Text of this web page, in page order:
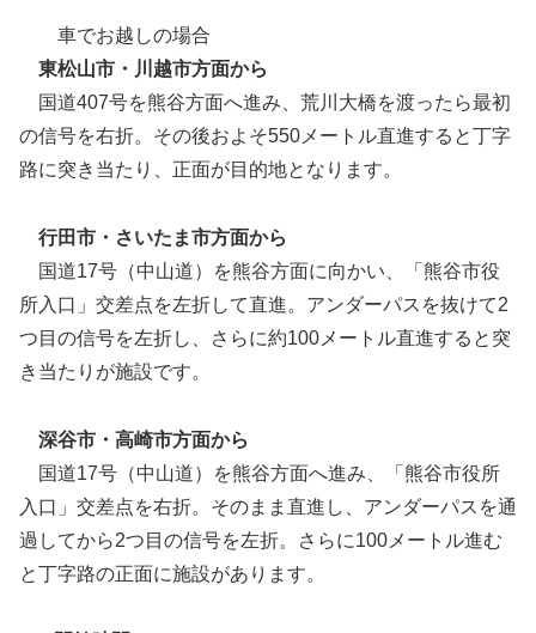
車でお越しの場合
東松山市・川越市方面から
国道407号を熊谷方面へ進み、荒川大橋を渡ったら最初
の信号を右折。その後およそ550メートル直進すると丁字
路に突き当たり、正面が目的地となります。
行田市・さいたま市方面から
国道17号（中山道）を熊谷方面に向かい、「熊谷市役
所入口」交差点を左折して直進。アンダーパスを抜けて2
つ目の信号を左折し、さらに約100メートル直進すると突
き当たりが施設です。
深谷市・高崎市方面から
国道17号（中山道）を熊谷方面へ進み、「熊谷市役所
入口」交差点を右折。そのまま直進し、アンダーパスを通
過してから2つ目の信号を左折。さらに100メートル進む
と丁字路の正面に施設があります。